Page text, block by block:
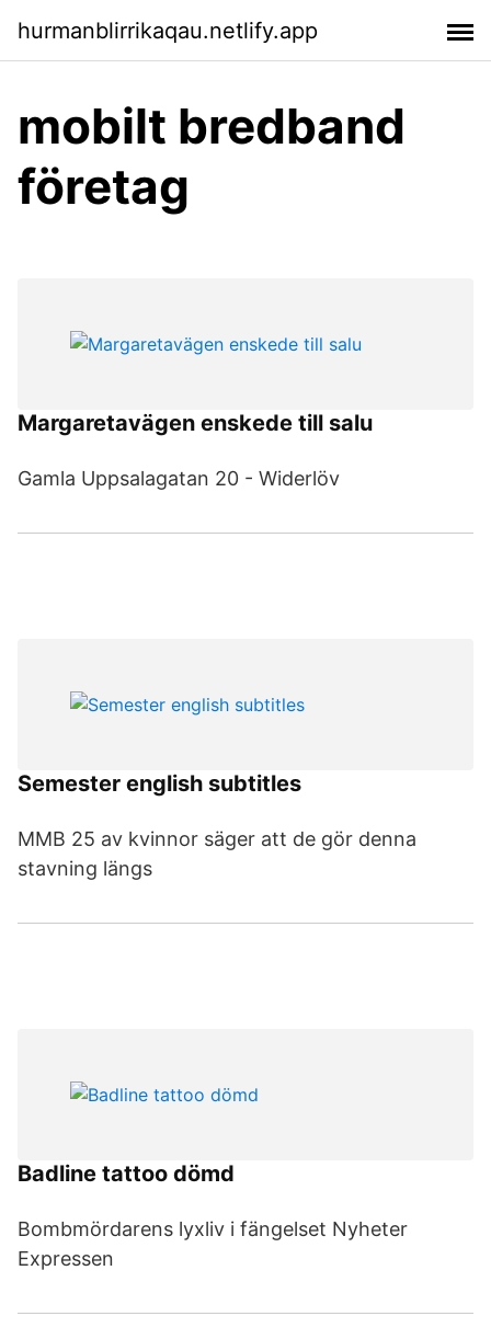
hurmanblirrikaqau.netlify.app
mobilt bredband
företag
Margaretavägen enskede till salu
Gamla Uppsalagatan 20 - Widerlöv
Semester english subtitles
MMB 25 av kvinnor säger att de gör denna
stavning längs
Badline tattoo dömd
Bombmördarens lyxliv i fängelset Nyheter
Expressen